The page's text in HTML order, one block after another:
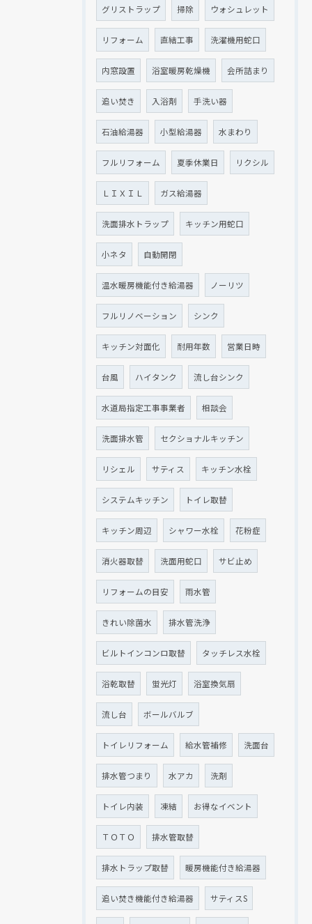
グリストラップ 掃除 ウォシュレット
リフォーム 直結工事 洗濯機用蛇口
内窓設置 浴室暖房乾燥機 会所詰まり
追い焚き 入浴剤 手洗い器
石油給湯器 小型給湯器 水まわり
フルリフォーム 夏季休業日 リクシル
ＬＩＸＩＬ ガス給湯器
洗面排水トラップ キッチン用蛇口
小ネタ 自動開閉
温水暖房機能付き給湯器 ノーリツ
フルリノベーション シンク
キッチン対面化 耐用年数 営業日時
台風 ハイタンク 流し台シンク
水道局指定工事事業者 相談会
洗面排水管 セクショナルキッチン
リシェル サティス キッチン水栓
システムキッチン トイレ取替
キッチン周辺 シャワー水栓 花粉症
消火器取替 洗面用蛇口 サビ止め
リフォームの目安 雨水管
きれい除菌水 排水管洗浄
ビルトインコンロ取替 タッチレス水栓
浴乾取替 蛍光灯 浴室換気扇
流し台 ボールバルブ
トイレリフォーム 給水管補修 洗面台
排水管つまり 水アカ 洗剤
トイレ内装 凍結 お得なイベント
ＴＯＴＯ 排水管取替
排水トラップ取替 暖房機能付き給湯器
追い焚き機能付き給湯器 サティスS
クリックでチラシのページにジャンプします
クリックでチラシのページにジャンプします